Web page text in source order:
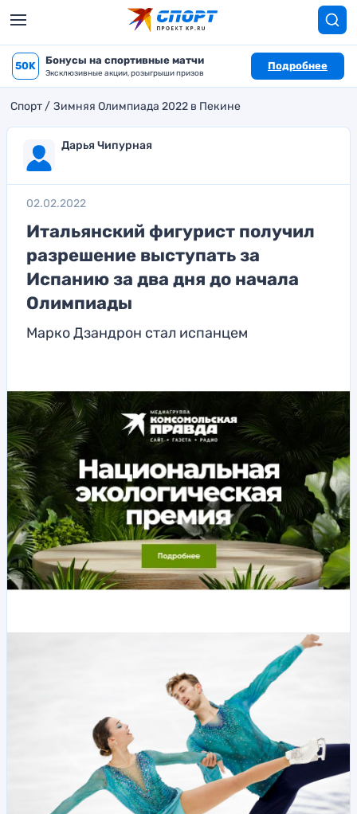
50K Бонусы на спортивные матчи
Эксклюзивные акции, розыгрыши призов
Подробнее
Спорт Зимняя Олимпиада 2022 в Пекине
Дарья Чипурная
02.02.2022
Итальянский фигурист получил
разрешение выступать за
Испанию за два дня до начала
Олимпиады
Марко Дзандрон стал испанцем